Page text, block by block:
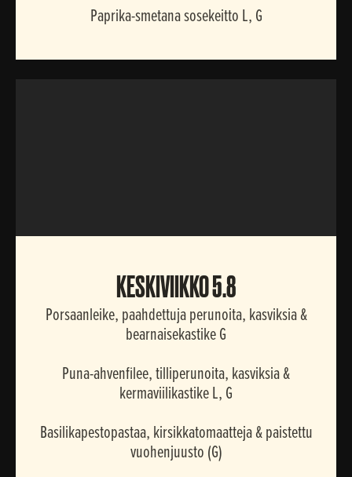
Paprika-smetana sosekeitto L, G
KESKIVIIKKO
KESKIVIIKKO 5.8
Porsaanleike, paahdettuja perunoita, kasviksia &
bearnaisekastike G
Puna-ahvenfilee, tilliperunoita, kasviksia &
kermaviilikastike L, G
Basilikapestopastaa, kirsikkatomaatteja & paistettu
vuohenjuusto (G)